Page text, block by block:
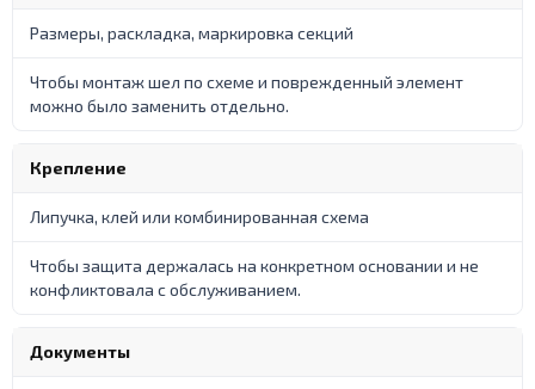
Размеры, раскладка, маркировка секций
Чтобы монтаж шел по схеме и поврежденный элемент
можно было заменить отдельно.
Крепление
Липучка, клей или комбинированная схема
Чтобы защита держалась на конкретном основании и не
конфликтовала с обслуживанием.
Документы